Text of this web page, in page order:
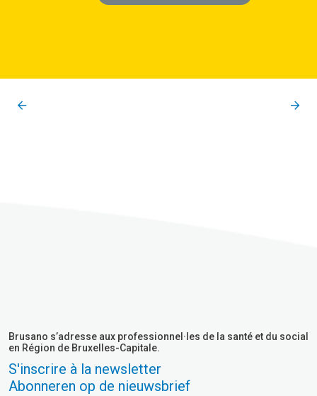
Brusano s’adresse aux professionnel·les de la santé et du social
en Région de Bruxelles-Capitale.
S'inscrire à la newsletter
Abonneren op de nieuwsbrief